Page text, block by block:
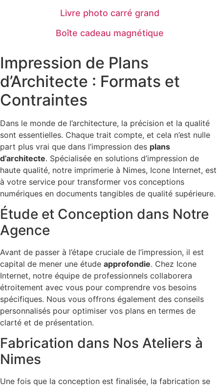
Livre photo carré grand
Boîte cadeau magnétique
Impression de Plans
d’Architecte : Formats et
Contraintes
Dans le monde de l’architecture, la précision et la qualité
sont essentielles. Chaque trait compte, et cela n’est nulle
part plus vrai que dans l’impression des plans
d’architecte. Spécialisée en solutions d’impression de
haute qualité, notre imprimerie à Nimes, Icone Internet, est
à votre service pour transformer vos conceptions
numériques en documents tangibles de qualité supérieure.
Étude et Conception dans Notre
Agence
Avant de passer à l’étape cruciale de l’impression, il est
capital de mener une étude approfondie. Chez Icone
Internet, notre équipe de professionnels collaborera
étroitement avec vous pour comprendre vos besoins
spécifiques. Nous vous offrons également des conseils
personnalisés pour optimiser vos plans en termes de
clarté et de présentation.
Fabrication dans Nos Ateliers à
Nimes
Une fois que la conception est finalisée, la fabrication se